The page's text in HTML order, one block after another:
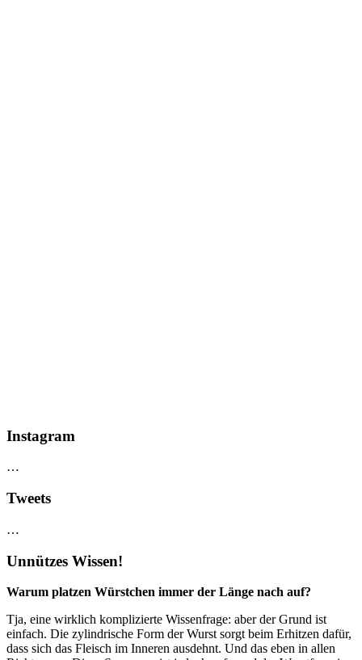
Instagram
…
Tweets
…
Unnützes Wissen!
Warum platzen Würstchen immer der Länge nach auf?
Tja, eine wirklich komplizierte Wissenfrage: aber der Grund ist
einfach. Die zylindrische Form der Wurst sorgt beim Erhitzen dafür,
dass sich das Fleisch im Inneren ausdehnt. Und das eben in allen